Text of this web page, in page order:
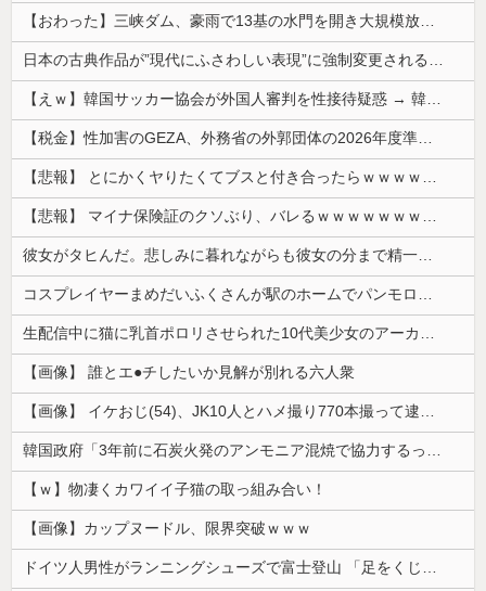
【画像】 誰とエ●チしたいか見解が別れる六人衆
【ｗ】物凄くカワイイ子猫の取っ組み合い！
【画像】カップヌードル、限界突破ｗｗｗ